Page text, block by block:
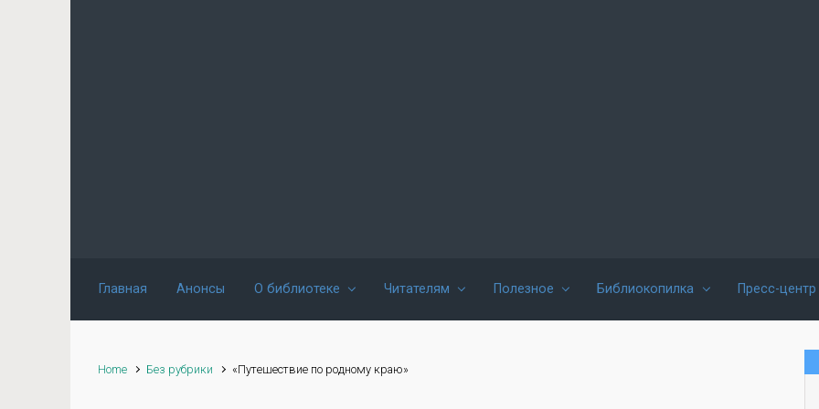
Главная Анонсы О библиотеке Читателям Полезное Библиокопилка Пресс-центр
Home Без рубрики «Путешествие по родному краю»